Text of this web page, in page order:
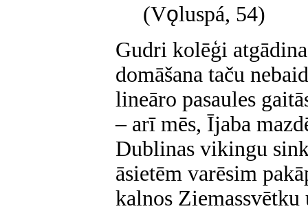
(Vǫluspá, 54)
Gudri kolēģi
domāšana taču
lineāro pasaules
– arī mēs, Ījaba
Dublinas vikingu
āsietēm varēsim
kalnos